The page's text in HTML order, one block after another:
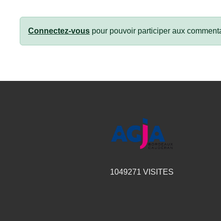
Connectez-vous pour pouvoir participer aux
1049271 VISITES